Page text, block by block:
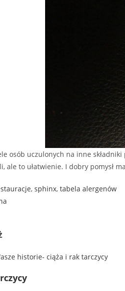
osób uczulonych na inne
ale to ułatwienie. I dobry pomysł
, sphinx, tabela alergenów